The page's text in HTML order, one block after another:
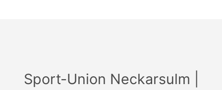
Sport-Union Neckarsulm |